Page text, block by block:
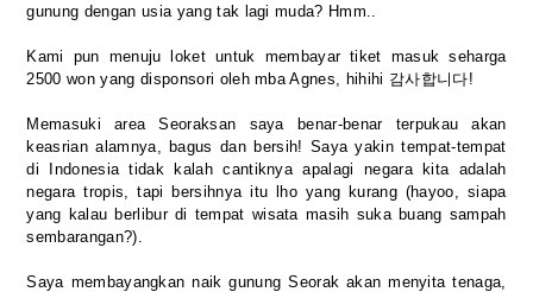
gunung dengan usia yang tak lagi muda? Hmm..
Kami pun menuju loket untuk membayar tiket masuk seharga
2500 won yang disponsori oleh mba Agnes, hihihi 감사합니다!
Memasuki area Seoraksan saya benar-benar terpukau akan
keasrian alamnya, bagus dan bersih! Saya yakin tempat-tempat
di Indonesia tidak kalah cantiknya apalagi negara kita adalah
negara tropis, tapi bersihnya itu lho yang kurang (hayoo, siapa
yang kalau berlibur di tempat wisata masih suka buang sampah
sembarangan?).
Saya membayangkan naik gunung Seorak akan menyita tenaga,